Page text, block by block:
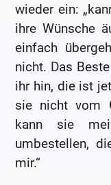
wieder ein:
ihre Wünsche
einfach
nicht. Das
ihr hin, die ist
sie nicht vom
kann sie
umbestellen,
mir.“